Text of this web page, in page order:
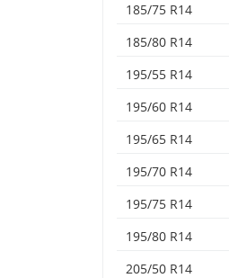
185/75 R14
185/80 R14
195/55 R14
195/60 R14
195/65 R14
195/70 R14
195/75 R14
195/80 R14
205/50 R14